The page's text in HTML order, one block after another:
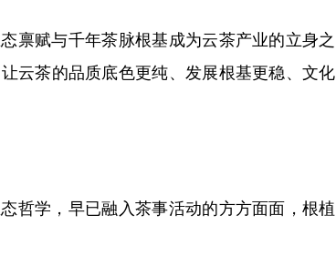
赋与千年茶脉根基成为云茶产业的立身之
云茶的品质底色更纯、发展根基更稳、文
学，早已融入茶事活动的方方面面，根